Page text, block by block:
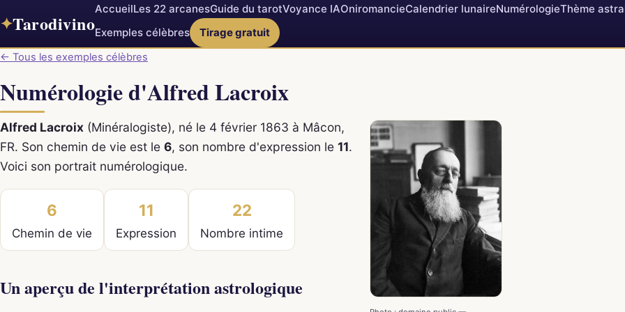
✦Tarodivino
AccueilLes 22 arcanesGuide du tarotVoyance IAOniromancieCalendrier lunaireNumérologieThème
Exemples célèbres
Tirage gratuit
← Tous les exemples célèbres
Numérologie d'Alfred Lacroix
Alfred Lacroix (Minéralogiste), né le 4 février 1863 à Mâcon,
FR. Son chemin de vie est le 6, son nombre d'expression le 11.
Voici son portrait numérologique.
6
Chemin de vie
11
Expression
22
Nombre intime
Un aperçu de l'interprétation astrologique